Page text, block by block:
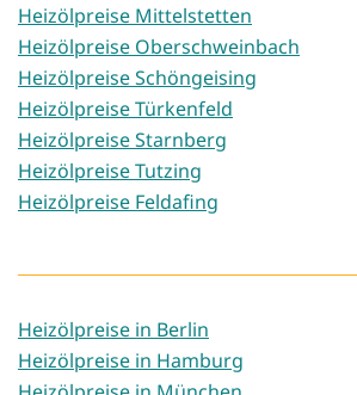
Heizölpreise Mittelstetten
Heizölpreise Oberschweinbach
Heizölpreise Schöngeising
Heizölpreise Türkenfeld
Heizölpreise Starnberg
Heizölpreise Tutzing
Heizölpreise Feldafing
Heizölpreise in Berlin
Heizölpreise in Hamburg